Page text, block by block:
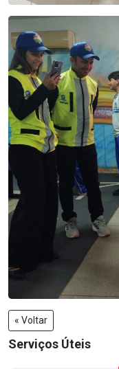
« Voltar
Serviços Úteis